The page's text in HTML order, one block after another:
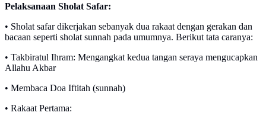
Pelaksanaan Sholat Safar:
• Sholat safar dikerjakan sebanyak dua rakaat dengan gerakan dan
bacaan seperti sholat sunnah pada umumnya. Berikut tata caranya:
• Takbiratul Ihram: Mengangkat kedua tangan seraya mengucapkan
Allahu Akbar
• Membaca Doa Iftitah (sunnah)
• Rakaat Pertama: